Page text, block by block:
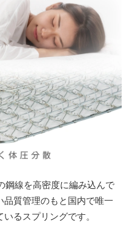
鋼線を高密度に編み込んで
質管理のもと国内で唯一
いるスプリングです。